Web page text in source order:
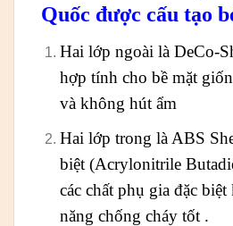
Quốc được cấu tạo
Hai lớp ngoài là DeCo-
hợp tính cho bề mặt
và không hút ẩm
Hai lớp trong là ABS
biệt (Acrylonitrile
các chất phụ gia đặc
năng chống cháy tốt .